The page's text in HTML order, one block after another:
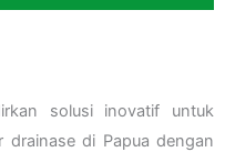
solusi inovatif untuk
drainase di Papua dengan